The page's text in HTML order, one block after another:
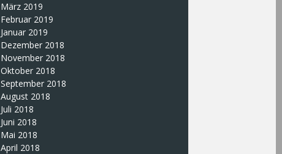
März 2019
Februar 2019
Januar 2019
Dezember 2018
November 2018
Oktober 2018
September 2018
August 2018
Juli 2018
Juni 2018
Mai 2018
April 2018